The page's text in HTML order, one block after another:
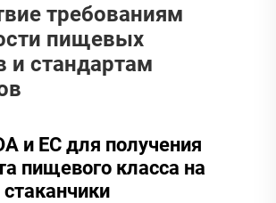
требованиям
пищевых
и стандартам
и ЕС для получения
пищевого класса на